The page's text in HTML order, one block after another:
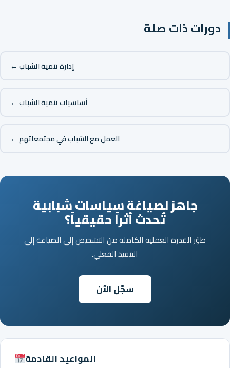
دورات ذات صلة
إدارة تنمية الشباب ←
أساسيات تنمية الشباب ←
العمل مع الشباب في مجتمعاتهم ←
جاهز لصياغة سياسات شبابية
تُحدث أثراً حقيقياً؟
طوّر القدرة العملية الكاملة من التشخيص إلى الصياغة إلى
التنفيذ الفعلي.
سجّل الآن
المواعيد القادمة